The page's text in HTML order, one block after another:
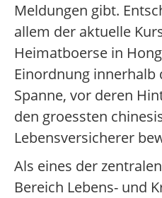
Meldungen gibt.
allem der aktuelle
Heimatboerse in
Einordnung innerhalb
Spanne, vor deren
den groessten
Lebensversicherer
Als eines der
Bereich Lebens- und